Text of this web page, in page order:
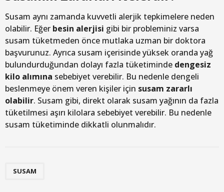
Susam aynı zamanda kuvvetli alerjik tepkimelere neden
olabilir. Eğer besin alerjisi gibi bir probleminiz varsa
susam tüketmeden önce mutlaka uzman bir doktora
başvurunuz. Ayrıca susam içerisinde yüksek oranda yağ
bulundurduğundan dolayı fazla tüketiminde dengesiz
kilo alımına sebebiyet verebilir. Bu nedenle dengeli
beslenmeye önem veren kişiler için susam zararlı
olabilir. Susam gibi, direkt olarak susam yağının da fazla
tüketilmesi aşırı kilolara sebebiyet verebilir. Bu nedenle
susam tüketiminde dikkatli olunmalıdır.
SUSAM